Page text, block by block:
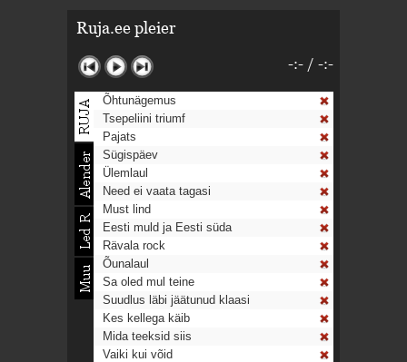
Ruja.ee pleier
-:- / -:-
Õhtunägemus
Tsepeliini triumf
Pajats
Sügispäev
Ülemlaul
Need ei vaata tagasi
Must lind
Eesti muld ja Eesti süda
Rävala rock
Õunalaul
Sa oled mul teine
Suudlus läbi jäätunud klaasi
Kes kellega käib
Mida teeksid siis
Vaiki kui võid